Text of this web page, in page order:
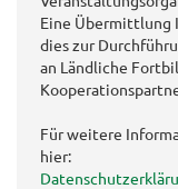
Eine Übermittlung
dies zur
an Ländliche
Für weitere
hier: